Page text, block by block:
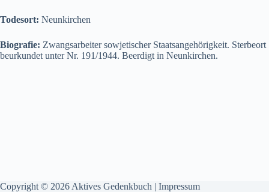
Todesort: Neunkirchen
Biografie: Zwangsarbeiter sowjetischer Staatsangehörigkeit. Sterbeort
beurkundet unter Nr. 191/1944. Beerdigt in Neunkirchen.
Copyright © 2026 Aktives Gedenkbuch | Impressum